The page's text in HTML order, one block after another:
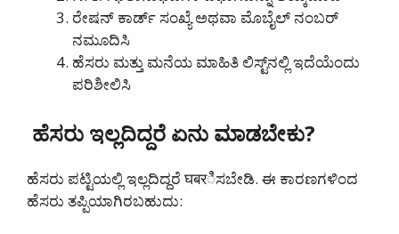
ರೇಷನ್ ಕಾರ್ಡ್ ಸಂಖ್ಯೆ ಅಥವಾ ಮೊಬೈಲ್ ನಂಬರ್
ನಮೂದಿಸಿ
ಹೆಸರು ಮತ್ತು ಮನೆಯ ಮಾಹಿತಿ ಲಿಸ್ಟ್‌ನಲ್ಲಿ ಇದೆಯೆಂದು
ಪರಿಶೀಲಿಸಿ
ಹೆಸರು ಇಲ್ಲದಿದ್ದರೆ ಏನು ಮಾಡಬೇಕು?
ಹೆಸರು ಪಟ್ಟಿಯಲ್ಲಿ ಇಲ್ಲದಿದ್ದರೆ घबरಿಸಬೇಡಿ. ಈ ಕಾರಣಗಳಿಂದ
ಹೆಸರು ತಪ್ಪಿಯಾಗಿರಬಹುದು: